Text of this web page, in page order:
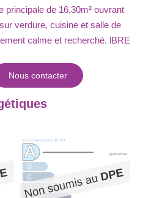
principale de 16,30m² ouvrant
verdure, cuisine et salle de
calme et recherché. lBRE
Nous contacter